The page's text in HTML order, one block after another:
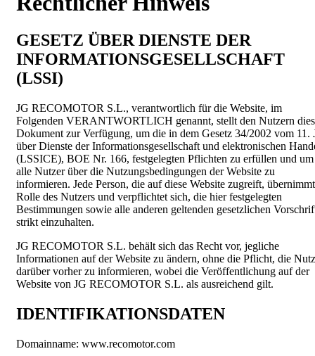
GESETZ ÜBER DIENSTE DER
INFORMATIONSGESELLSCHAFT
(LSSI)
JG RECOMOTOR S.L., verantwortlich für die Website, im
Folgenden VERANTWORTLICH genannt, stellt den Nutzern
Dokument zur Verfügung, um die in dem Gesetz 34/2002 vom 11.
über Dienste der Informationsgesellschaft und elektronischen
(LSSICE), BOE Nr. 166, festgelegten Pflichten zu erfüllen und um
alle Nutzer über die Nutzungsbedingungen der Website zu
informieren. Jede Person, die auf diese Website zugreift,
Rolle des Nutzers und verpflichtet sich, die hier festgelegten
Bestimmungen sowie alle anderen geltenden gesetzlichen
strikt einzuhalten.
JG RECOMOTOR S.L. behält sich das Recht vor, jegliche
Informationen auf der Website zu ändern, ohne die Pflicht, die
darüber vorher zu informieren, wobei die Veröffentlichung auf der
Website von JG RECOMOTOR S.L. als ausreichend gilt.
IDENTIFIKATIONSDATEN
Domainname: www.recomotor.com